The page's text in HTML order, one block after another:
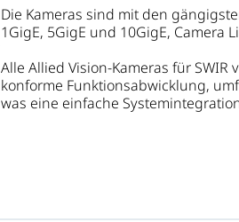
Die Kameras sind mit den
1GigE, 5GigE und 10GigE, Camera
Alle Allied Vision-Kameras für
konforme Funktionsabwicklung,
was eine einfache